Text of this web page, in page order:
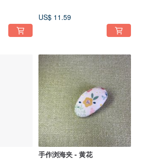
US$ 11.59
手作浏海夹 - 黄花